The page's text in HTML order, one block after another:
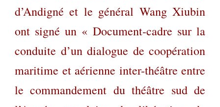
d’Andigné et le général Wang Xiubin
ont signé un « Document-cadre sur la
conduite d’un dialogue de coopération
maritime et aérienne inter-théâtre entre
le commandement du théâtre sud de